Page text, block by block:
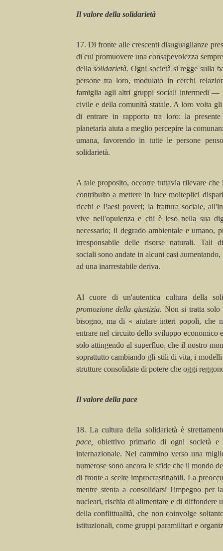
Il valore della solidarietà
17. Di fronte alle crescenti disuguaglianze
di cui promuovere una consapevolezza
dellasolidarietà.Ogni società si regge sulla
persone tra loro, modulato in cerchi
famiglia agli altri gruppi sociali intermedi —
civile e della comunità statale. A loro volta
di entrare in rapporto tra loro: la presente
planetaria aiuta a meglio percepire la
umana, favorendo in tutte le persone
solidarietà.
A tale proposito, occorre tuttavia rilevare che
contribuito a mettere in luce molteplici
ricchi e Paesi poveri; la frattura sociale,
vive nell'opulenza e chi è leso nella sua
necessario; il degrado ambientale e umano,
irresponsabile delle risorse naturali. Tali
sociali sono andate in alcuni casi
ad una inarrestabile deriva.
Al cuore di un'autentica cultura della
promozione della giustizia. Non si tratta
bisogno, ma di « aiutare interi popoli, che
entrare nel circuito dello sviluppo economico
solo attingendo al superfluo, che il nostro
soprattutto cambiando gli stili di vita, i
strutture consolidate di potere che oggi
Il valore della pace
18. La cultura della solidarietà è
pace, obiettivo primario di ogni società e
internazionale. Nel cammino verso una
numerose sono ancora le sfide che il mondo
di fronte a scelte improcrastinabili. La
mentre stenta a consolidarsi l'impegno per
nucleari, rischia di alimentare e di diffondere
della conflittualità, che non coinvolge
istituzionali, come gruppi paramilitari e